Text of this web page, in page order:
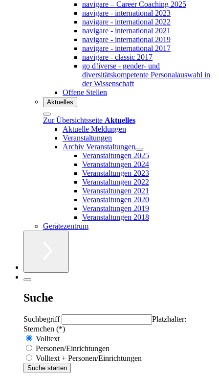
navigare – Career Coaching 2025
navigare - international 2023
navigare - international 2022
navigare - international 2021
navigare - international 2019
navigare - international 2017
navigare - classic 2017
go d!iverse - gender- und
diversitätskompetente Personalauswahl in
der Wissenschaft
Offene Stellen
Aktuelles
Zur Übersichtsseite Aktuelles
Aktuelle Meldungen
Veranstaltungen
Archiv Veranstaltungen
Veranstaltungen 2025
Veranstaltungen 2024
Veranstaltungen 2023
Veranstaltungen 2022
Veranstaltungen 2021
Veranstaltungen 2020
Veranstaltungen 2019
Veranstaltungen 2018
Gerätezentrum
Suche
Suchbegriff
Platzhalter:
Sternchen (*)
Volltext
Personen/Einrichtungen
Volltext + Personen/Einrichtungen